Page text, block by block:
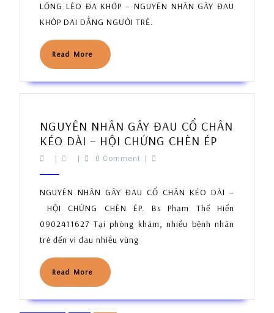
NGUYÊN
NHÂN
GÂY
ĐAU
KHỚP
DAI
TRẺ.
LỎNG LẺO ĐA KHỚP – NGUYÊN NHÂN GÂY ĐAU
KHỚP DAI DẲNG NGƯỜI TRẺ.
Read More
Read
More
NGUYÊN NHÂN GÂY ĐAU CỔ CHÂN
KÉO DÀI – HỘI CHỨNG CHÈN ÉP
ĐAU
CỔ
CHÂN
KÉO
CHÈN
0 Comment
NGUYÊN NHÂN GÂY ĐAU CỔ CHÂN KÉO DÀI –
HỘI CHỨNG CHÈN ÉP. Bs Phạm Thế Hiển
0902411627 Tại phòng khám, nhiều bệnh nhân
trẻ đến vì đau nhiều vùng
Read More
Read
More